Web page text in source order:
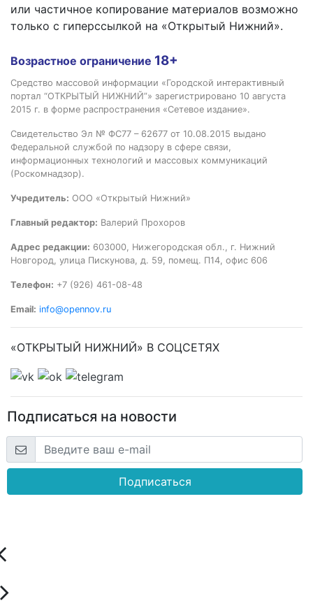
или частичное копирование материалов возможно
только с гиперссылкой на «Открытый Нижний».
Возрастное ограничение 18+
Средство массовой информации «Городской интерактивный
портал “ОТКРЫТЫЙ НИЖНИЙ”» зарегистрировано 10 августа
2015 г. в форме распространения «Сетевое издание».
Свидетельство Эл № ФС77 – 62677 от 10.08.2015 выдано
Федеральной службой по надзору в сфере связи,
информационных технологий и массовых коммуникаций
(Роскомнадзор).
Учредитель: ООО «Открытый Нижний»
Главный редактор: Валерий Прохоров
Адрес редакции: 603000, Нижегородская обл., г. Нижний
Новгород, улица Пискунова, д. 59, помещ. П14, офис 606
Телефон: +7 (926) 461-08-48
Email: info@opennov.ru
«ОТКРЫТЫЙ НИЖНИЙ» В СОЦСЕТЯХ
Подписаться на новости
Подписаться